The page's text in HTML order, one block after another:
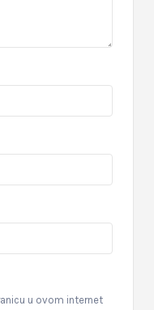
u ovom internet